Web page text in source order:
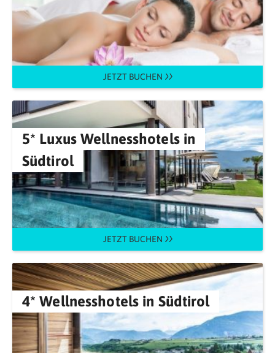
JETZT BUCHEN
5* Luxus Wellnesshotels in
Südtirol
JETZT BUCHEN
4* Wellnesshotels in Südtirol